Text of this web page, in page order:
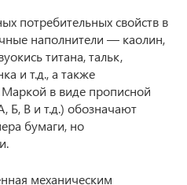
потребительных свойств в
наполнители — каолин,
титана, тальк,
и т.д., а также
в виде прописной
Б, В и т.д.) обозначают
бумаги, но
механическим